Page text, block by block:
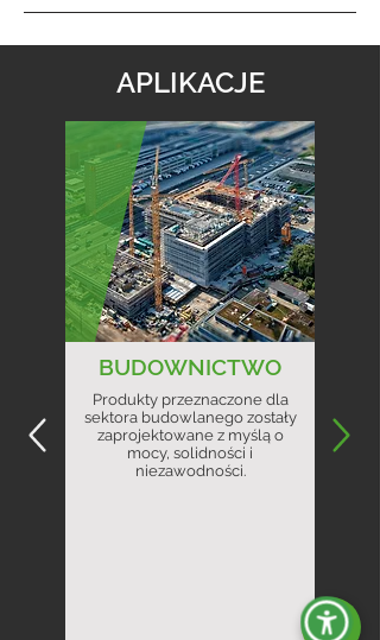
APLIKACJE
BUDOWNICTWO
Produkty przeznaczone dla
sektora budowlanego zostały
zaprojektowane z myślą o
mocy, solidności i
niezawodności.